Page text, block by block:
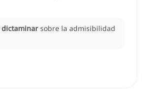
dictaminar sobre la admisibilidad